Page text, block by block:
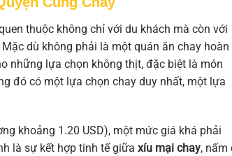
thuộc không chỉ với du khách mà còn với
Mặc dù không phải là một quán ăn chay hoàn
những lựa chọn không thịt, đặc biệt là món
đó có một lựa chọn chay duy nhất, một lựa
khoảng 1.20 USD), một mức giá khá phải
là sự kết hợp tinh tế giữa xíu mại chay, nấm